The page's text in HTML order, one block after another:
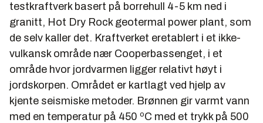
testkraftverk basert på borrehull 4-5 km ned i
granitt, Hot Dry Rock geotermal power plant, som
de selv kaller det. Kraftverket eretablert i et ikke-
vulkansk område nær Cooperbassenget, i et
område hvor jordvarmen ligger relativt høyt i
jordskorpen. Området er kartlagt ved hjelp av
kjente seismiske metoder. Brønnen gir varmt vann
med en temperatur på 450 ºC med et trykk på 500